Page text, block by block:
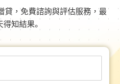
貸，免費諮詢與評估服務，最
知結果。